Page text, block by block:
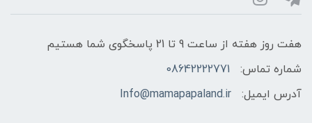
هفت روز هفته از ساعت 9 تا 21 پاسخگوی شما هستیم
شماره تماس:
08642222771
آدرس ایمیل:
Info@mamapapaland.ir